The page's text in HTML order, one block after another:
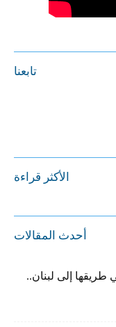
تابعنا
الأكثر قراءة
أحدث المقالات
طريقها إلى لبنان..